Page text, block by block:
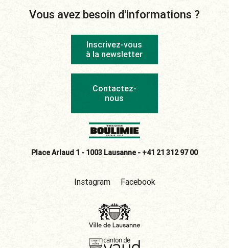
Vous avez besoin d'informations ?
Inscrivez-vous
à la newsletter
Contactez-
nous
Place Arlaud 1 - 1003 Lausanne - +41 21 312 97 00
Instagram Facebook